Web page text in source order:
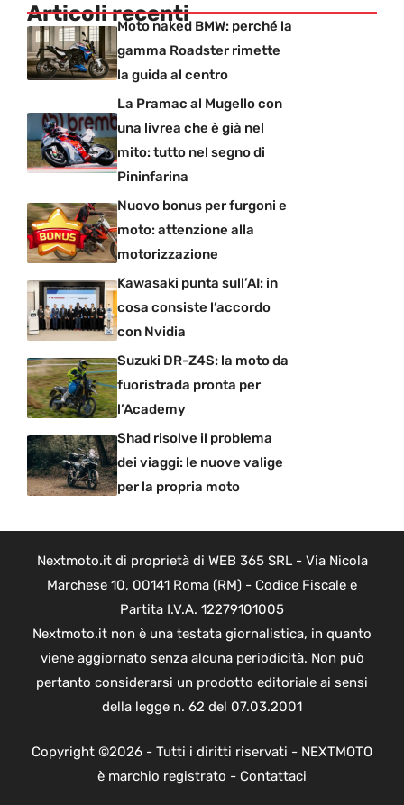
Articoli recentiMoto naked BMW: perché la
gamma Roadster rimette
la guida al centro
La Pramac al Mugello con
una livrea che è già nel
mito: tutto nel segno di
Pininfarina
Nuovo bonus per furgoni e
moto: attenzione alla
motorizzazione
Kawasaki punta sull’AI: in
cosa consiste l’accordo
con Nvidia
Suzuki DR-Z4S: la moto da
fuoristrada pronta per
l’Academy
Shad risolve il problema
dei viaggi: le nuove valige
per la propria moto
Nextmoto.it di proprietà di WEB 365 SRL - Via Nicola
Marchese 10, 00141 Roma (RM) - Codice Fiscale e
Partita I.V.A. 12279101005
Nextmoto.it non è una testata giornalistica, in quanto
viene aggiornato senza alcuna periodicità. Non può
pertanto considerarsi un prodotto editoriale ai sensi
della legge n. 62 del 07.03.2001
Copyright ©2026 - Tutti i diritti riservati - NEXTMOTO
è marchio registrato - Contattaci